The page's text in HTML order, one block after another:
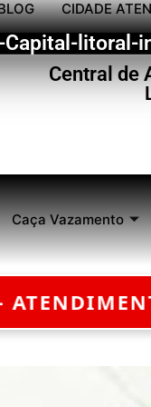
CIDADE
litoral-
Central de
Caça Vazamento